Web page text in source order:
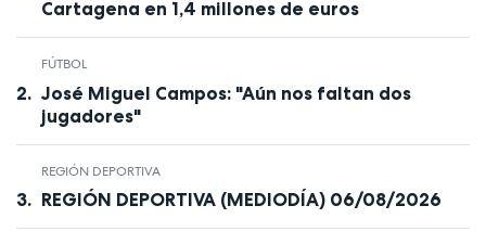
Cartagena en 1,4 millones de euros
FÚTBOL
José Miguel Campos: "Aún nos faltan dos
jugadores"
REGIÓN DEPORTIVA
REGIÓN DEPORTIVA (MEDIODÍA) 06/08/2026